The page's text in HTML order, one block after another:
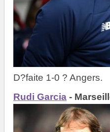
D?faite 1-0 ? Angers.
Rudi Garcia -